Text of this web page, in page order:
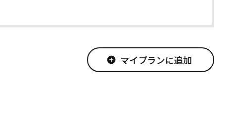
add_circle マイプランに追加